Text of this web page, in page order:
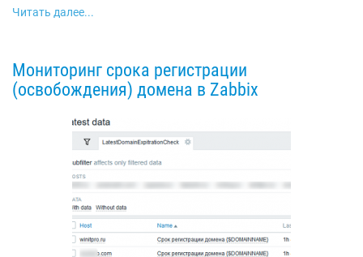
Читать далее...
Мониторинг срока регистрации
(освобождения) домена в Zabbix